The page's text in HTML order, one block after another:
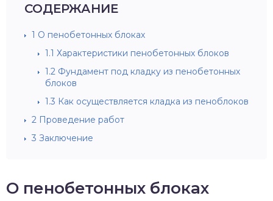
СОДЕРЖАНИЕ
1 О пенобетонных блоках
1.1 Характеристики пенобетонных блоков
1.2 Фундамент под кладку из пенобетонных
блоков
1.3 Как осуществляется кладка из пеноблоков
2 Проведение работ
3 Заключение
О пенобетонных блоках